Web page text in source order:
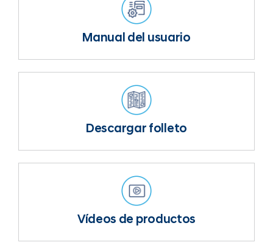
Manual del usuario
Descargar folleto
Vídeos de productos